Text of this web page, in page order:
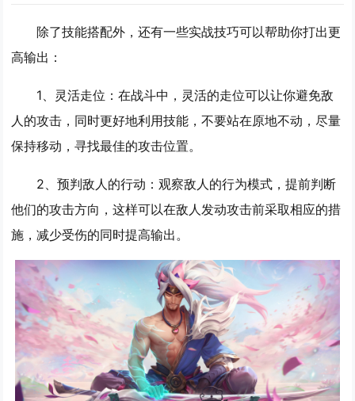
除了技能搭配外，还有一些实战技巧可以帮助你打出更
高输出：
1、 灵活走位 ：在战斗中，灵活的走位可以让你避免敌
人的攻击，同时更好地利用技能，不要站在原地不动，尽量
保持移动，寻找最佳的攻击位置。
2、预判敌人的行动 ：观察敌人的行为模式，提前判断
他们的攻击方向，这样可以在敌人发动攻击前采取相应的措
施，减少受伤的同时提高输出。